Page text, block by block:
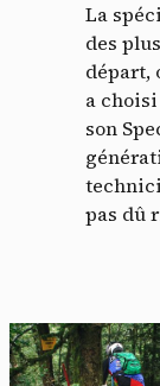
La
des
départ,
a choisi
son
pas dû